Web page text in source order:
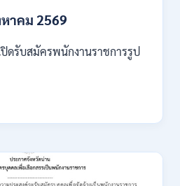
าคม 2569
ดรับสมัครพนักงานราชการรูป